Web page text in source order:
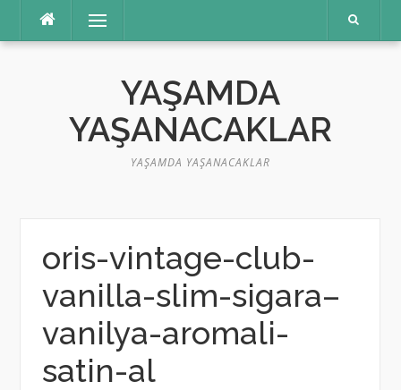
Menü
YAŞAMDA
YAŞANACAKLAR
YAŞAMDA YAŞANACAKLAR
oris-vintage-club-
vanilla-slim-sigara–
vanilya-aromali-
satin-al